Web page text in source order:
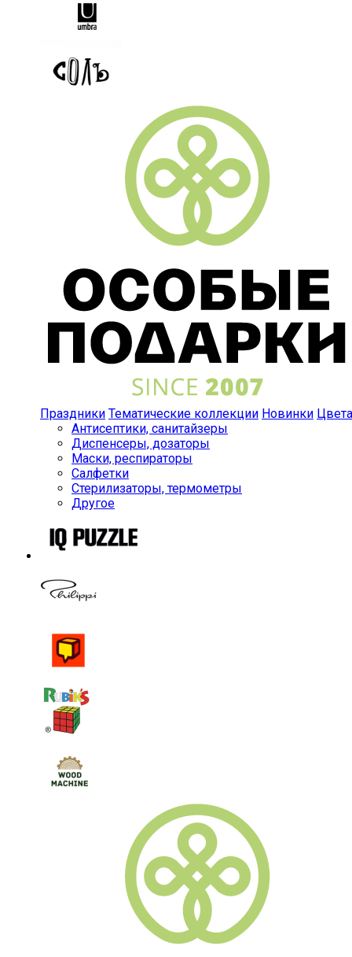
Праздники Тематические коллекции Новинки Цвета
Антисептики, санитайзеры
Диспенсеры, дозаторы
Маски, респираторы
Салфетки
Стерилизаторы, термометры
Другое